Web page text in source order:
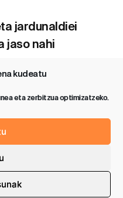
kudeatu
eta zerbitzua optimizatzeko.
jardunaldiei
jaso nahi
(UE)